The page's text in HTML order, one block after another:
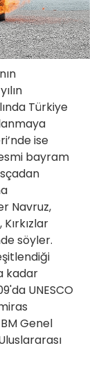
Türkiye
ise
bayram
Navruz,
söyler.
kadar
UNESCO
Genel